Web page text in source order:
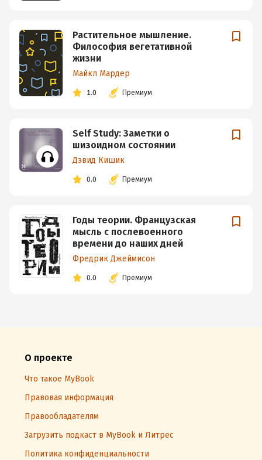
Растительное мышление.
Философия вегетативной
жизни
Майкл Мардер
1.0 Премиум
Self Study: Заметки о
шизоидном состоянии
Дэвид Кишик
0.0 Премиум
Годы теории. Французская
мысль с послевоенного
времени до наших дней
Фредрик Джеймисон
0.0 Премиум
О проекте
Что такое MyBook
Правовая информация
Правообладателям
Загрузить подкаст в MyBook и Литрес
Политика конфиденциальности